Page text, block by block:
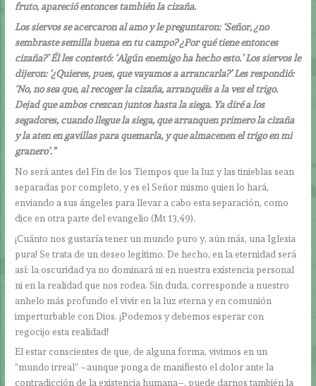
fruto, apareció entonces también la cizaña.
Los siervos se acercaron al amo y le preguntaron: ‘Señor, ¿no
sembraste semilla buena en tu campo? ¿Por qué tiene entonces
cizaña?’ Él les contestó: ‘Algún enemigo ha hecho esto.’ Los siervos le
dijeron: ‘¿Quieres, pues, que vayamos a arrancarla?’ Les respondió:
‘No, no sea que, al recoger la cizaña, arranquéis a la vez el trigo.
Dejad que ambos crezcan juntos hasta la siega. Ya diré a los
segadores, cuando llegue la siega, que arranquen primero la cizaña
y la aten en gavillas para quemarla, y que almacenen el trigo en mi
granero’.”
No será antes del Fin de los Tiempos que la luz y las tinieblas sean
separadas por completo, y es el Señor mismo quien lo hará,
enviando a sus ángeles para llevar a cabo esta separación, como
dice en otra parte del evangelio (Mt 13,49).
¡Cuánto nos gustaría tener un mundo puro y, aún más, una Iglesia
pura! Se trata de un deseo legítimo. De hecho, en la eternidad será
así: la oscuridad ya no dominará ni en nuestra existencia personal
ni en la realidad que nos rodea. Sin duda, corresponde a nuestro
anhelo más profundo el vivir en la luz eterna y en comunión
imperturbable con Dios. ¡Podemos y debemos esperar con
regocijo esta realidad!
El estar conscientes de que, de alguna forma, vivimos en un
“mundo irreal” –aunque ponga de manifiesto el dolor ante la
contradicción de la existencia humana–, puede darnos también la